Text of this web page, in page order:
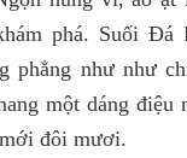
phá. Suối Đá
phẳng như như
một dáng điệu
đôi mươi.